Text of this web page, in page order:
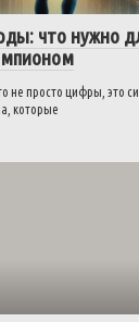
что нужно
просто цифры, это
которые